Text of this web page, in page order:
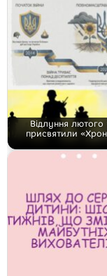
Відлуння
присвятили